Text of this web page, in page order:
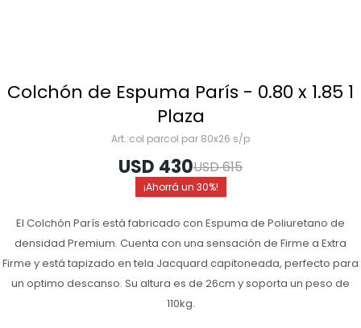
Colchón de Espuma París - 0.80 x 1.85 1
Plaza
col parcol par 80x26 s/p
USD 430USD615
30
El Colchón París está fabricado con Espuma de Poliuretano de
densidad Premium. Cuenta con una sensación de Firme a Extra
Firme y está tapizado en tela Jacquard capitoneada, perfecto para
un optimo descanso. Su altura es de 26cm y soporta un peso de
110kg.